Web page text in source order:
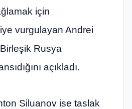
için
vurgulayan Andrei
Rusya
açıkladı.
Siluanov ise taslak